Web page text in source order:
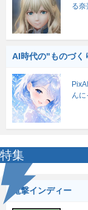
る
AI時代の"ものづく
んに
特集
電撃インディー